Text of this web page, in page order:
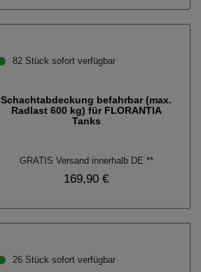
82 Stück sofort verfügbar
Schachtabdeckung befahrbar (max.
Radlast 600 kg) für FLORANTIA
Tanks
GRATIS Versand innerhalb DE **
169,90 €
26 Stück sofort verfügbar